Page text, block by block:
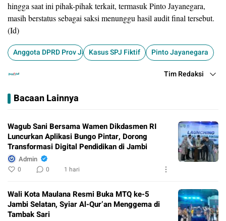
hingga saat ini pihak-pihak terkait, termasuk Pinto Jayanegara,
masih berstatus sebagai saksi menunggu hasil audit final tersebut.
(Id)
Anggota DPRD Prov JambiKasus SPJ Fiktif Pinto Jayanegara
Tim Redaksi
Bacaan Lainnya
Wagub Sani Bersama Wamen Dikdasmen RI
Luncurkan Aplikasi Bungo Pintar, Dorong
Transformasi Digital Pendidikan di Jambi
Admin
0 0 1 hari
Wali Kota Maulana Resmi Buka MTQ ke-5
Jambi Selatan, Syiar Al-Qur’an Menggema di
Tambak Sari